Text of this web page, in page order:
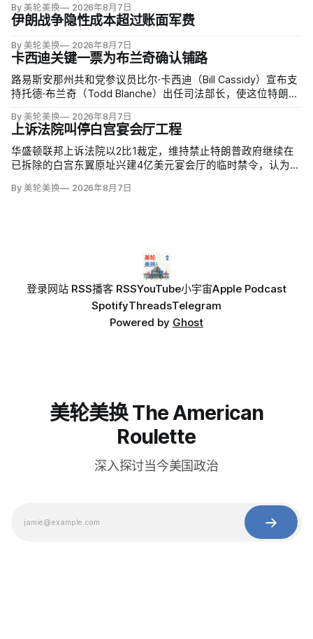
天将全院审理两名前移民法官梅根·杰克勒（Megan Jackler）
和布兰登·贾罗赫（Brandon Jaroc…
By 美轮美换 2026年8月7日
伊朗战争隐性成本超过账面军费
By 美轮美换 2026年8月7日
卡西迪关键一票为布兰奇确认铺路
路易斯安那州共和党参议员比尔·卡西迪（Bill Cassidy）宣布支
持托德·布兰奇（Todd Blanche）出任司法部长，使这位特朗普
By 美轮美换 2026年8月7日
上诉法院叫停白宫宴会厅工程
华盛顿联邦上诉法院以2比1裁定，维持禁止特朗普政府继续在
已拆除的白宫东翼原址兴建4亿美元宴会厅的临时禁令，认为该
保护信托去年起诉称，政府未获国会许可便拆除东翼并开建约9
By 美轮美换 2026年8月7日
登录网站 RSS播客 RSSYouTube小宇宙Apple Podcast
SpotifyThreadsTelegram
Powered by Ghost
美轮美换 The American
Roulette
深入探讨当今美国政治